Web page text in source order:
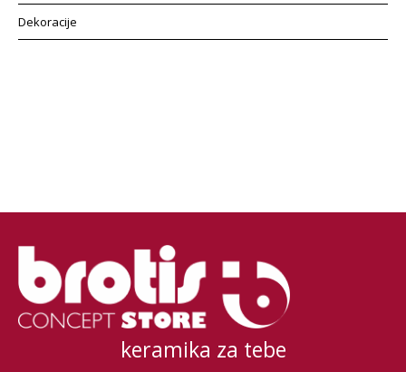
Dekoracije
keramika za tebe